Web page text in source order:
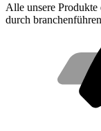
Alle unsere Produkte
durch